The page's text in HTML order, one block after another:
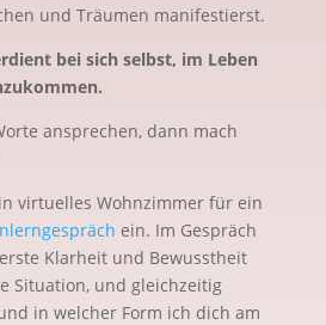
und Träumen manifestierst.
bei sich selbst, im Leben
ansprechen, dann mach
virtuelles Wohnzimmer für ein
ein. Im Gespräch
Klarheit und Bewusstheit
Situation, und gleichzeitig
in welcher Form ich dich am